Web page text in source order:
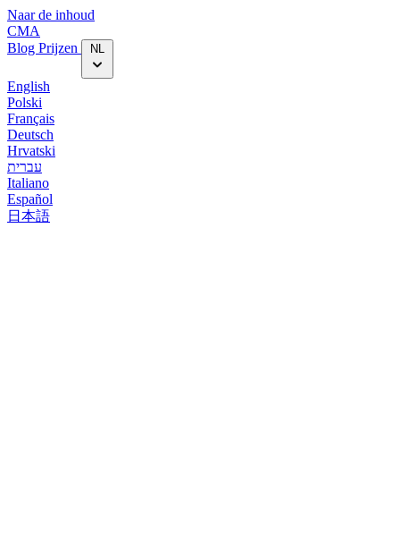
Naar de inhoud
CMA
Blog‎ Prijzen NL
English
Polski
Français
Deutsch
Hrvatski
עברית
Italiano
Español
日本語